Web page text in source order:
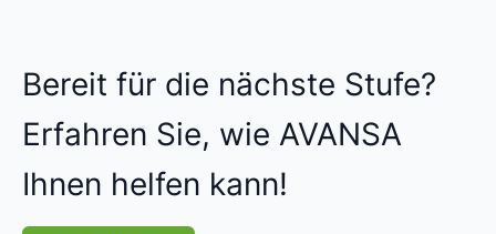
Bereit für die nächste Stufe?
Erfahren Sie, wie AVANSA
Ihnen helfen kann!